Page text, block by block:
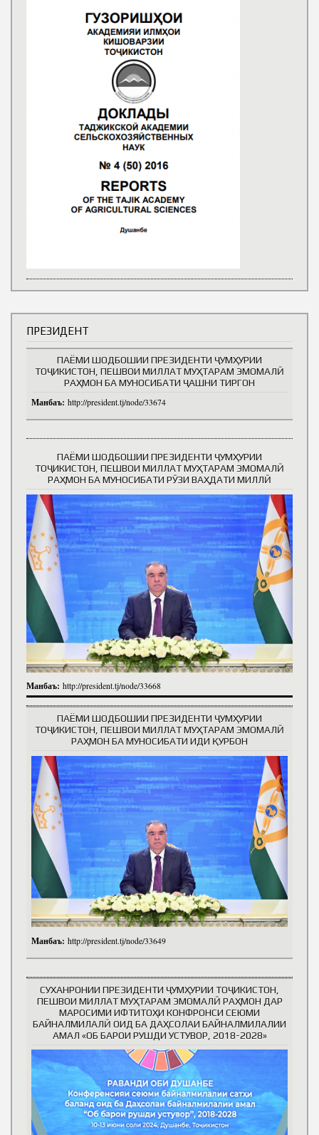
ПРЕЗИДЕНТ
ПАЁМИ ШОДБОШИИ ПРЕЗИДЕНТИ ҶУМҲУРИИ
ТОҶИКИСТОН, ПЕШВОИ МИЛЛАТ МУҲТАРАМ ЭМОМАЛӢ
РАҲМОН БА МУНОСИБАТИ ҶАШНИ ТИРГОН
Манбаъ: http://president.tj/node/33674
ПАЁМИ ШОДБОШИИ ПРЕЗИДЕНТИ ҶУМҲУРИИ
ТОҶИКИСТОН, ПЕШВОИ МИЛЛАТ МУҲТАРАМ ЭМОМАЛӢ
РАҲМОН БА МУНОСИБАТИ РӮЗИ ВАҲДАТИ МИЛЛӢ
Манбаъ: http://president.tj/node/33668
ПАЁМИ ШОДБОШИИ ПРЕЗИДЕНТИ ҶУМҲУРИИ
ТОҶИКИСТОН, ПЕШВОИ МИЛЛАТ МУҲТАРАМ ЭМОМАЛӢ
РАҲМОН БА МУНОСИБАТИ ИДИ ҚУРБОН
Манбаъ: http://president.tj/node/33649
СУХАНРОНИИ ПРЕЗИДЕНТИ ҶУМҲУРИИ ТОҶИКИСТОН,
ПЕШВОИ МИЛЛАТ МУҲТАРАМ ЭМОМАЛӢ РАҲМОН ДАР
МАРОСИМИ ИФТИТОҲИ КОНФРОНСИ СЕЮМИ
БАЙНАЛМИЛАЛӢ ОИД БА ДАҲСОЛАИ БАЙНАЛМИЛАЛИИ
АМАЛ «ОБ БАРОИ РУШДИ УСТУВОР, 2018-2028»